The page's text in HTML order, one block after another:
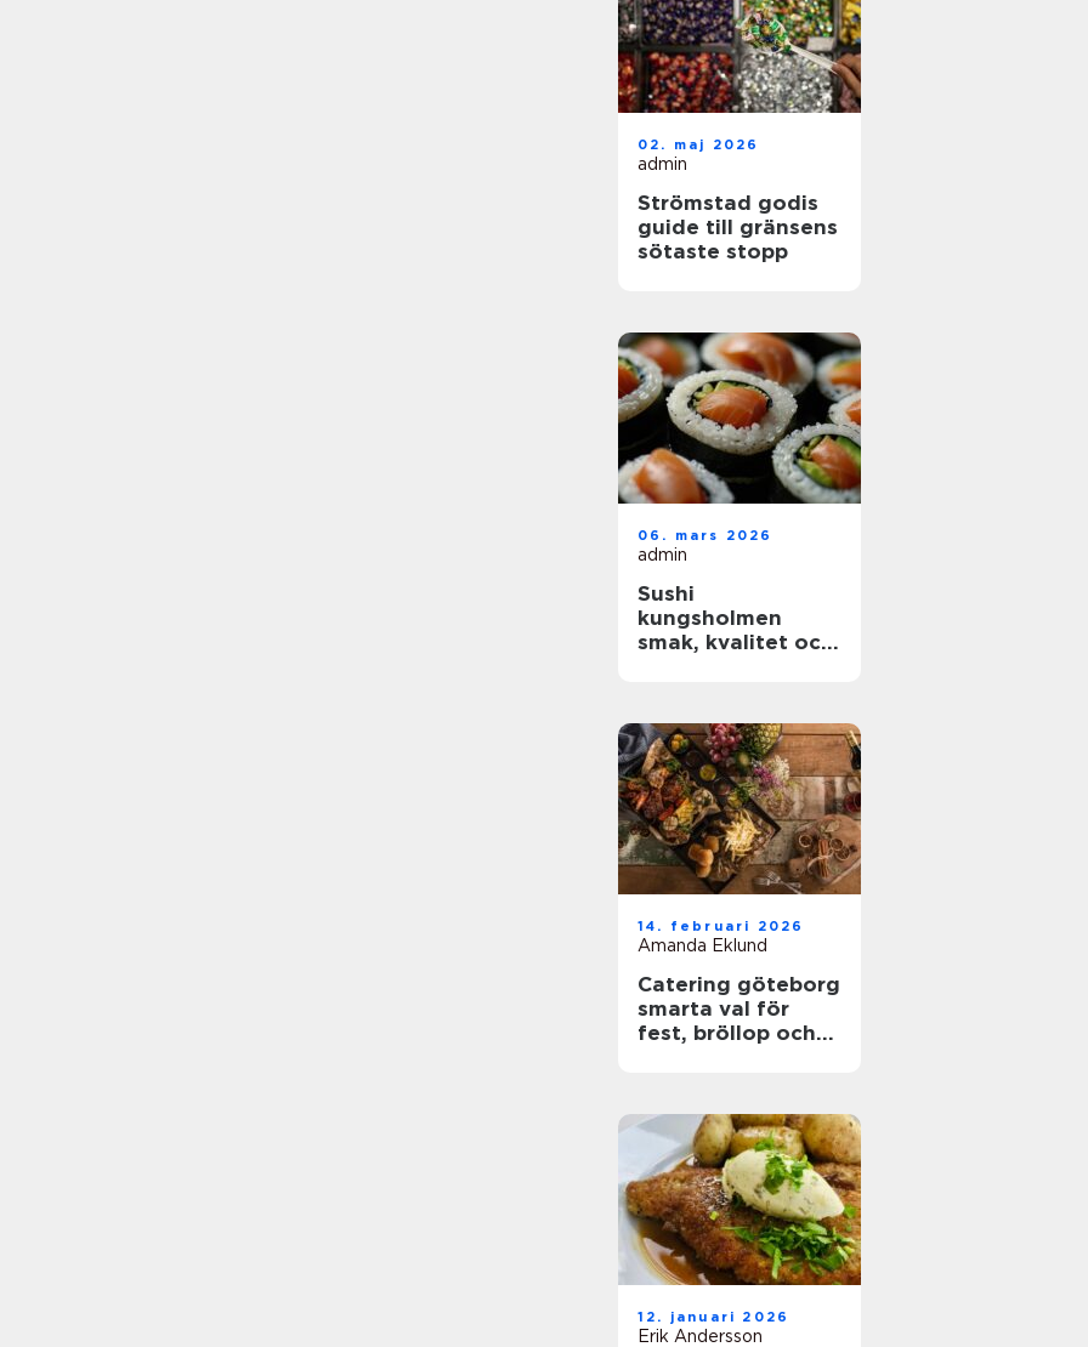
02. maj 2026
admin
Strömstad godis
guide till gränsens
sötaste stopp
06. mars 2026
admin
Sushi
kungsholmen
smak, kvalitet och
14. februari 2026
Amanda Eklund
Catering göteborg
smarta val för
fest, bröllop och
12. januari 2026
Erik Andersson